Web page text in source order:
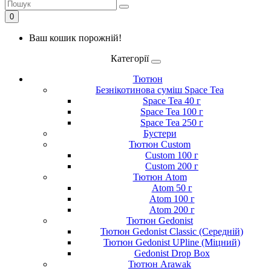
0
Ваш кошик порожній!
Категорії
Тютюн
Безнікотинова суміш Space Tea
Space Tea 40 г
Space Tea 100 г
Space Tea 250 г
Бустери
Тютюн Custom
Custom 100 г
Custom 200 г
Тютюн Atom
Atom 50 г
Atom 100 г
Atom 200 г
Тютюн Gedonist
Тютюн Gedonist Classic (Середній)
Тютюн Gedonist UPline (Міцний)
Gedonist Drop Box
Тютюн Arawak